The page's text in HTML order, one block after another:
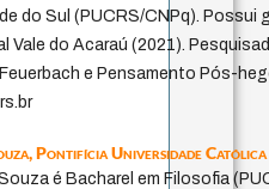
do Sul (PUCRS/CNPq). Possui
Vale do Acaraú (2021).
e Pensamento Pós-
Pontifícia Universidade
é Bacharel em Filosofia